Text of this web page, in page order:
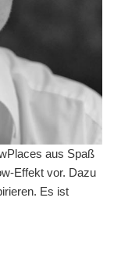
aus Spaß
Effekt vor. Dazu
Es ist